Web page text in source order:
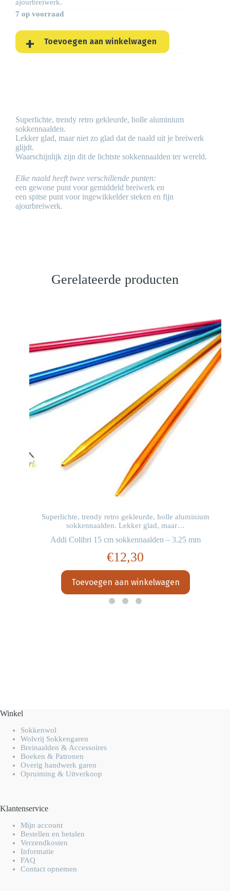
ajourbreiwerk.
7 op voorraad
Toevoegen aan winkelwagen
Superlichte, trendy retro gekleurde, holle aluminium
sokkennaalden.
Lekker glad, maar niet zo glad dat de naald uit je breiwerk
glijdt.
Waarschijnlijk zijn dit de lichtste sokkennaalden ter wereld.
Elke naald heeft twee verschillende punten:
een gewone punt voor gemiddeld breiwerk en
een spitse punt voor ingewikkelder steken en fijn
ajourbreiwerk.
Gerelateerde producten
Superlichte, trendy retro gekleurde, holle aluminium
sokkennaalden. Lekker glad, maar…
Addi Colibri 15 cm sokkennaalden – 3.25 mm
€12,30
Toevoegen aan winkelwagen
Winkel
Sokkenwol
Wolvrij Sokkengaren
Breinaalden & Accessoires
Boeken & Patronen
Overig handwerk garen
Opruiming & Uitverkoop
Klantenservice
Mijn account
Bestellen en betalen
Verzendkosten
Informatie
FAQ
Contact opnemen